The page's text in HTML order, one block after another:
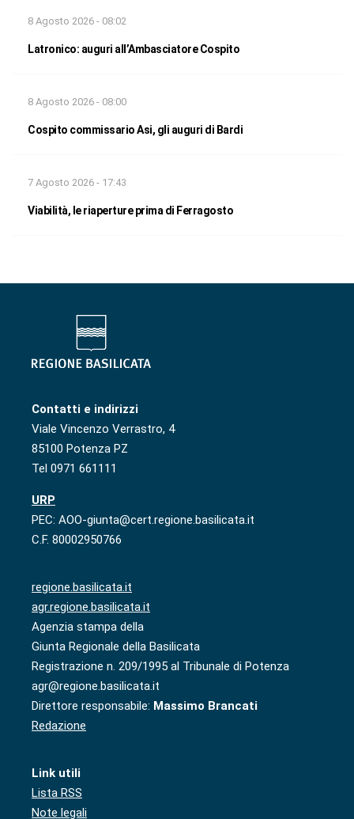
8 Agosto 2026 - 08:02
Latronico: auguri all’Ambasciatore Cospito
8 Agosto 2026 - 08:00
Cospito commissario Asi, gli auguri di Bardi
7 Agosto 2026 - 17:43
Viabilità, le riaperture prima di Ferragosto
Contatti e indirizzi
Viale Vincenzo Verrastro, 4
85100 Potenza PZ
Tel 0971 661111
URP
PEC: AOO-giunta@cert.regione.basilicata.it
C.F. 80002950766
regione.basilicata.it
agr.regione.basilicata.it
Agenzia stampa della
Giunta Regionale della Basilicata
Registrazione n. 209/1995 al Tribunale di Potenza
agr@regione.basilicata.it
Direttore responsabile: Massimo Brancati
Redazione
Link utili
Lista RSS
Note legali